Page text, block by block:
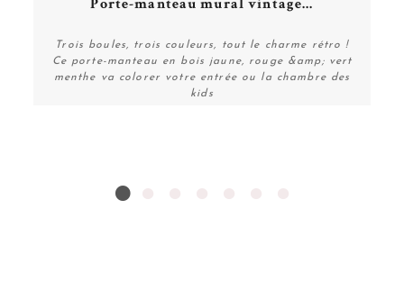
Trois boules, trois couleurs, tout le charme rétro !
Ce porte-manteau en bois jaune, rouge &amp; vert
menthe va colorer votre entrée ou la chambre des
kids